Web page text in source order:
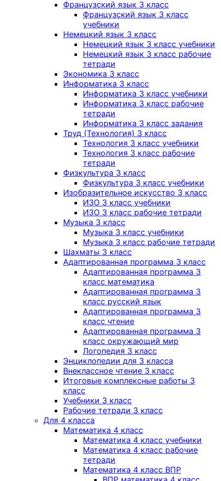
Французский язык 3 класс
Французский язык 3 класс
учебники
Немецкий язык 3 класс
Немецкий язык 3 класс учебники
Немецкий язык 3 класс рабочие
тетради
Экономика 3 класс
Информатика 3 класс
Информатика 3 класс учебники
Информатика 3 класс рабочие
тетради
Информатика 3 класс задания
Труд (Технология) 3 класс
Технология 3 класс учебники
Технология 3 класс рабочие
тетради
Физкультура 3 класс
Физкультура 3 класс учебники
Изобразительное искусство 3 класс
ИЗО 3 класс учебники
ИЗО 3 класс рабочие тетради
Музыка 3 класс
Музыка 3 класс учебники
Музыка 3 класс рабочие тетради
Шахматы 3 класс
Адаптированная программа 3 класс
Адаптированная программа 3
класс математика
Адаптированная программа 3
класс русский язык
Адаптированная программа 3
класс чтение
Адаптированная программа 3
класс окружающий мир
Логопедия 3 класс
Энциклопедии для 3 класса
Внеклассное чтение 3 класс
Итоговые комплексные работы 3
класс
Учебники 3 класс
Рабочие тетради 3 класс
Для 4 класса
Математика 4 класс
Математика 4 класс учебники
Математика 4 класс рабочие
тетради
Математика 4 класс ВПР